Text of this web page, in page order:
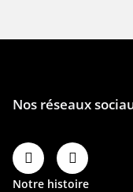
Notre histoire